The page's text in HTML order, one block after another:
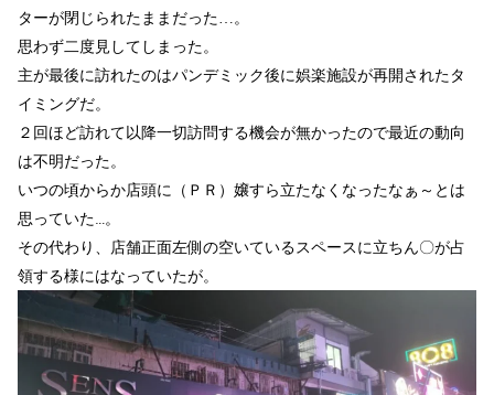
ターが閉じられたままだった…。
思わず二度見してしまった。
主が最後に訪れたのはパンデミック後に娯楽施設が再開されたタ
イミングだ。
２回ほど訪れて以降一切訪問する機会が無かったので最近の動向
は不明だった。
いつの頃からか店頭に（ＰＲ）嬢すら立たなくなったなぁ～とは
思っていた…。
その代わり、店舗正面左側の空いているスペースに立ちん〇が占
領する様にはなっていたが。